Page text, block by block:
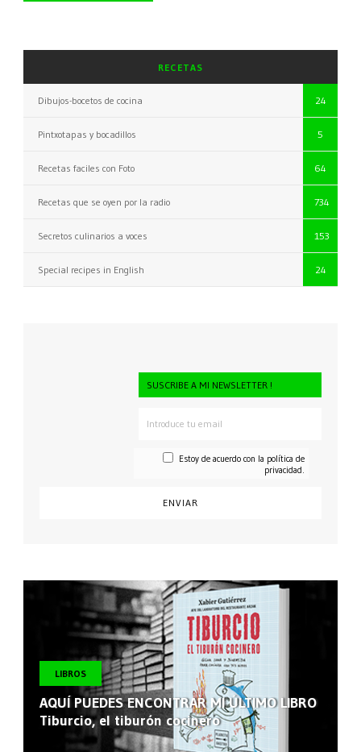
RECETAS
Dibujos-bocetos de cocina 24
Pintxotapas y bocadillos 5
Recetas faciles con Foto 64
Recetas que se oyen por la radio 734
Secretos culinarios a voces 153
Special recipes in English 24
SUSCRIBE A MI NEWSLETTER !
Estoy de acuerdo con la política de
privacidad.
LIBROS
AQUÍ PUEDES ENCONTRAR MI ÚLTIMO LIBRO
Tiburcio, el tiburón cocinero